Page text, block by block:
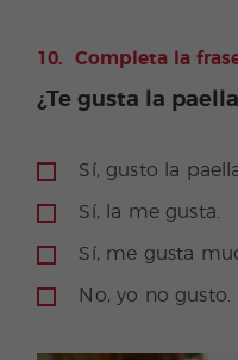
Completa la
¿Te gusta la
Sí, gusto la
Sí, la me gusta.
Sí, me gusta
No, yo no gusto.